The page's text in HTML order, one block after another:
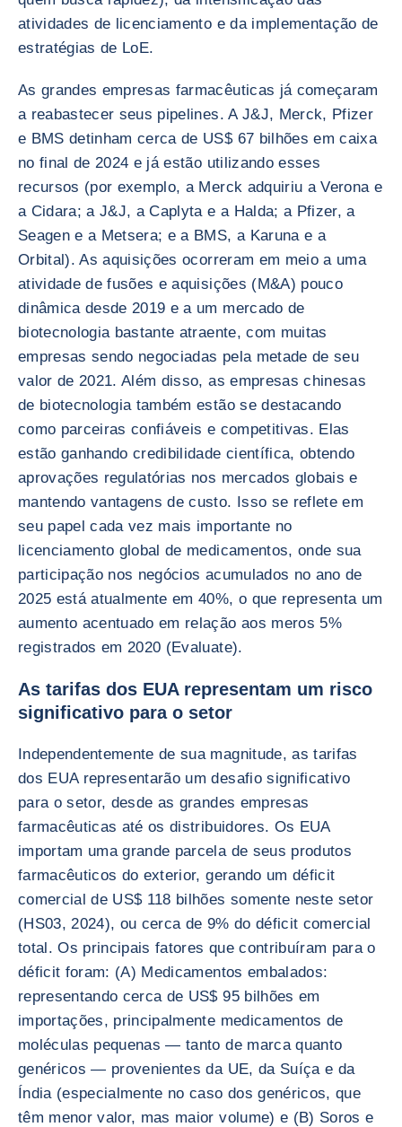
atividades de licenciamento e da implementação de
estratégias de LoE.
As grandes empresas farmacêuticas já começaram
a reabastecer seus pipelines. A J&J, Merck, Pfizer
e BMS detinham cerca de US$ 67 bilhões em caixa
no final de 2024 e já estão utilizando esses
recursos (por exemplo, a Merck adquiriu a Verona e
a Cidara; a J&J, a Caplyta e a Halda; a Pfizer, a
Seagen e a Metsera; e a BMS, a Karuna e a
Orbital). As aquisições ocorreram em meio a uma
atividade de fusões e aquisições (M&A) pouco
dinâmica desde 2019 e a um mercado de
biotecnologia bastante atraente, com muitas
empresas sendo negociadas pela metade de seu
valor de 2021. Além disso, as empresas chinesas
de biotecnologia também estão se destacando
como parceiras confiáveis e competitivas. Elas
estão ganhando credibilidade científica, obtendo
aprovações regulatórias nos mercados globais e
mantendo vantagens de custo. Isso se reflete em
seu papel cada vez mais importante no
licenciamento global de medicamentos, onde sua
participação nos negócios acumulados no ano de
2025 está atualmente em 40%, o que representa um
aumento acentuado em relação aos meros 5%
registrados em 2020 (Evaluate).
As tarifas dos EUA representam um risco
significativo para o setor
Independentemente de sua magnitude, as tarifas
dos EUA representarão um desafio significativo
para o setor, desde as grandes empresas
farmacêuticas até os distribuidores. Os EUA
importam uma grande parcela de seus produtos
farmacêuticos do exterior, gerando um déficit
comercial de US$ 118 bilhões somente neste setor
(HS03, 2024), ou cerca de 9% do déficit comercial
total. Os principais fatores que contribuíram para o
déficit foram: (A) Medicamentos embalados:
representando cerca de US$ 95 bilhões em
importações, principalmente medicamentos de
moléculas pequenas — tanto de marca quanto
genéricos — provenientes da UE, da Suíça e da
Índia (especialmente no caso dos genéricos, que
têm menor valor, mas maior volume) e (B) Soros e